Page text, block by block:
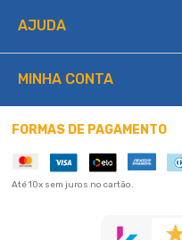
AJUDA
MINHA CONTA
FORMAS DE PAGAMENTO
Até 10x sem juros no cartão.